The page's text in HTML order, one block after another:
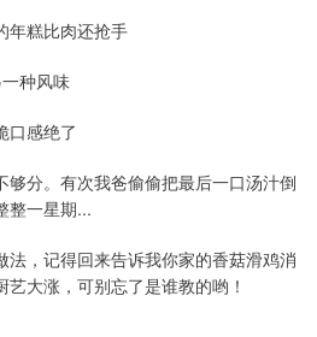
年糕比肉还抢手
种风味
口感绝了
够分。有次我爸偷偷把最后一口汤汁倒
整一星期...
法，记得回来告诉我你家的香菇滑鸡消
大涨，可别忘了是谁教的哟！